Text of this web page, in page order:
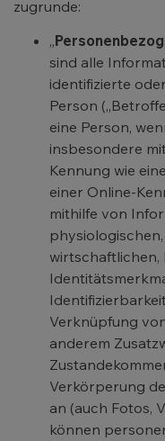
zugrunde:
„
sind alle
identifizierte
Person
eine Person,
insbesondere
Kennung wie
einer Online-
mithilfe von
wirtschaftlichen,
Verknüpfung
anderem
Verkörperung
an (auch Fotos,
können